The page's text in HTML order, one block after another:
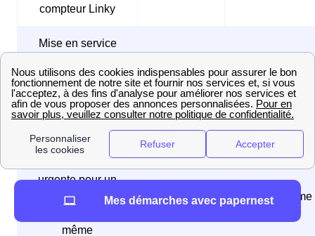
compteur Linky
Mise en service
ancien compteur
Mise en service
74,83€
sous 24 à 48
heures
urgente pour un
compteur Linky,
même
61,25€ Le jour même
Mes démarches avec papernest